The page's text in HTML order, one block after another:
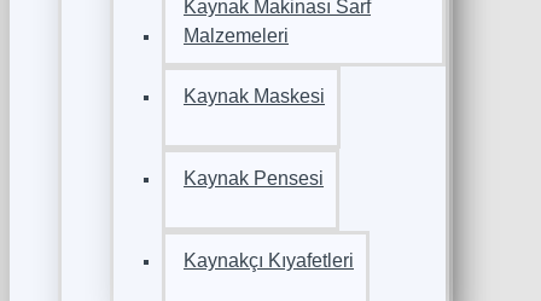
Kaynak Makinası Sarf
Malzemeleri
Kaynak Maskesi
Kaynak Pensesi
Kaynakçı Kıyafetleri